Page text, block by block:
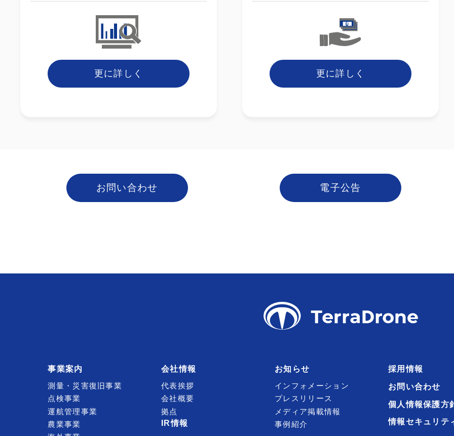
更に詳しく 更に詳しく
お問い合わせ 電子公告
事業案内
測量・災害復旧事業
点検事業
運航管理事業
農業事業
会社情報
代表挨拶
会社概要
拠点
IR情報
お知らせ
インフォメーション
プレスリリース
メディア掲載情報
事例紹介
採用情報
お問い合わせ
個人情報保護方
情報セキュリテ